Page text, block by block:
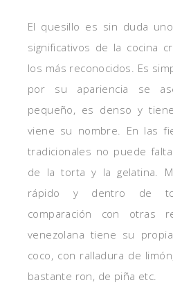
El quesillo es sin duda
significativos de la cocina
los más reconocidos. Es
por su apariencia se
pequeño, es denso y
viene su nombre. En las
tradicionales no puede
de la torta y la gelatina.
rápido y dentro de
comparación con otras
venezolana tiene su
coco, con ralladura de
bastante ron, de piña etc.